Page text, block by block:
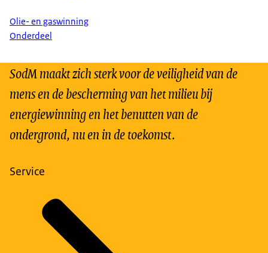
Olie- en gaswinning
Onderdeel
SodM maakt zich sterk voor de veiligheid van de
mens en de bescherming van het milieu bij
energiewinning en het benutten van de
ondergrond, nu en in de toekomst.
Service